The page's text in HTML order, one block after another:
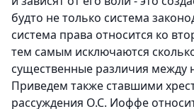
будто не только система
система права относится ко
тем самым исключаются
существенные различия между
Приведем также ставшими
рассуждения О.С. Иоффе